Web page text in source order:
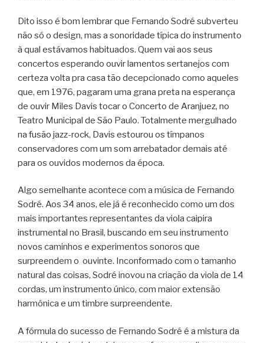
Dito isso é bom lembrar que Fernando Sodré subverteu
não só o design, mas a sonoridade típica do instrumento
à qual estávamos habituados. Quem vai aos seus
concertos esperando ouvir lamentos sertanejos com
certeza volta pra casa tão decepcionado como aqueles
que, em 1976, pagaram uma grana preta na esperança
de ouvir Miles Davis tocar o Concerto de Aranjuez, no
Teatro Municipal de São Paulo. Totalmente mergulhado
na fusão jazz-rock, Davis estourou os tímpanos
conservadores com um som arrebatador demais até
para os ouvidos modernos da época.
Algo semelhante acontece com a música de Fernando
Sodré. Aos 34 anos, ele já é reconhecido como um dos
mais importantes representantes da viola caipira
instrumental no Brasil, buscando em seu instrumento
novos caminhos e experimentos sonoros que
surpreendem o ouvinte. Inconformado com o tamanho
natural das coisas, Sodré inovou na criação da viola de 14
cordas, um instrumento único, com maior extensão
harmônica e um timbre surpreendente.
A fórmula do sucesso de Fernando Sodré é a mistura da